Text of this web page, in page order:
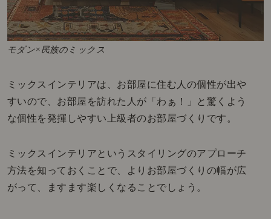
モダン×民族のミックス
ミックスインテリアは、お部屋に住む人の個性が出や
すいので、お部屋を訪れた人が「わぁ！」と驚くよう
な個性を発揮しやすい上級者のお部屋づくりです。
ミックスインテリアというスタイリングのアプローチ
方法を知っておくことで、よりお部屋づくりの幅が広
がって、ますます楽しくなることでしょう。